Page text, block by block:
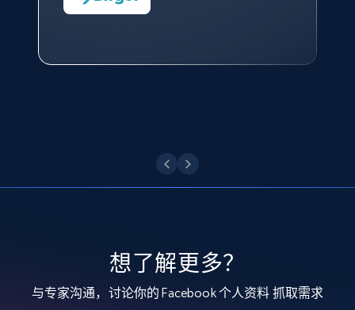
URL, Post id, User url, User username raw,
created, Comment text, Num likes, Num replies,
—— Shopee Philippines Inc. 报告与分析、
想了解更多？
与专家沟通，讨论你的 Facebook 个人资料 抓取需求